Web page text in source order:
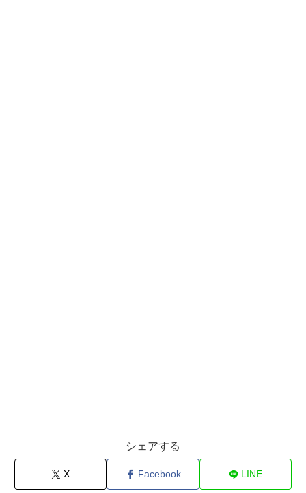
シェアする
X Facebook LINE